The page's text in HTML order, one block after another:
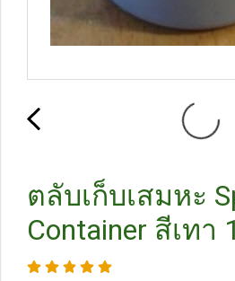
ตลับเก็บเสมหะ
Container สีเทา